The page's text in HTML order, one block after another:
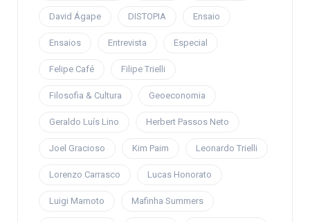
David Ágape DISTOPIA Ensaio
Ensaios Entrevista Especial
Felipe Café Filipe Trielli
Filosofia & Cultura Geoeconomia
Geraldo Luís Lino Herbert Passos Neto
Joel Gracioso Kim Paim Leonardo Trielli
Lorenzo Carrasco Lucas Honorato
Luigi Marnoto Mafinha Summers